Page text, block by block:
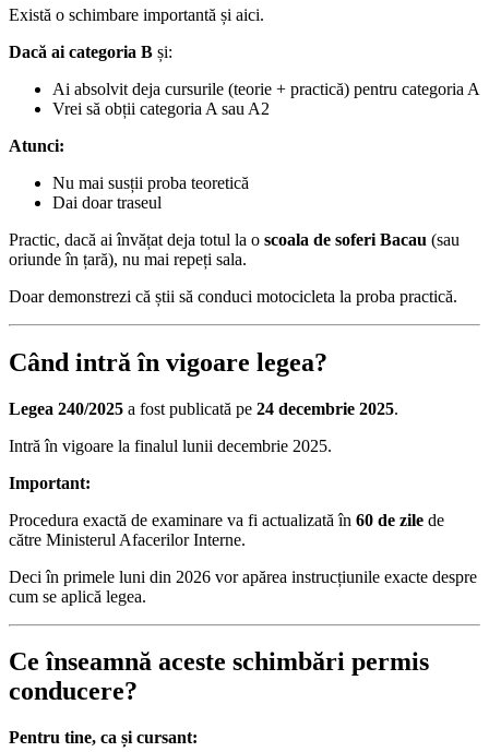
Există o schimbare importantă și aici.
Dacă ai categoria B și:
Ai absolvit deja cursurile (teorie + practică) pentru categoria A
Vrei să obții categoria A sau A2
Atunci:
Nu mai susții proba teoretică
Dai doar traseul
Practic, dacă ai învățat deja totul la o scoala de soferi Bacau (sau
oriunde în țară), nu mai repeți sala.
Doar demonstrezi că știi să conduci motocicleta la proba practică.
Când intră în vigoare legea?
Legea 240/2025 a fost publicată pe 24 decembrie 2025.
Intră în vigoare la finalul lunii decembrie 2025.
Important:
Procedura exactă de examinare va fi actualizată în 60 de zile de
către Ministerul Afacerilor Interne.
Deci în primele luni din 2026 vor apărea instrucțiunile exacte despre
cum se aplică legea.
Ce înseamnă aceste schimbări permis
conducere?
Pentru tine, ca și cursant: